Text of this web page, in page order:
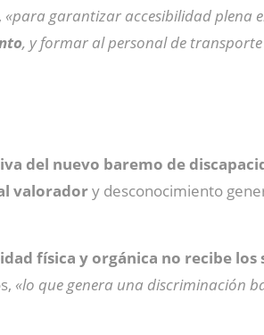
«para garantizar accesibilidad plena
, y formar al personal de
del nuevo baremo de
valoradory desconocimiento
física y orgánica no recibe los
«lo que genera una discriminación